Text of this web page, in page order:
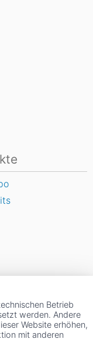
Betrieb
werden. Andere
Website erhöhen,
mit anderen